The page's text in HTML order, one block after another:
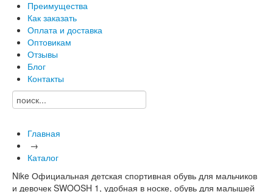
Преимущества
Как заказать
Оплата и доставка
Оптовикам
Отзывы
Блог
Контакты
Главная
→
Каталог
Nike Официальная детская спортивная обувь для мальчиков
и девочек SWOOSH 1, удобная в носке, обувь для малышей